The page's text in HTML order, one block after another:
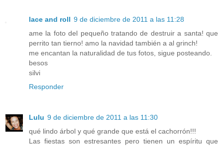
lace and roll 9 de diciembre de 2011 a las 11:28
ame la foto del pequeño tratando de destruir a santa! que
perrito tan tierno! amo la navidad también a al grinch!
me encantan la naturalidad de tus fotos, sigue posteando.
besos
silvi
Responder
Lulu 9 de diciembre de 2011 a las 11:30
qué lindo árbol y qué grande que está el cachorrón!!!
Las fiestas son estresantes pero tienen un espíritu que